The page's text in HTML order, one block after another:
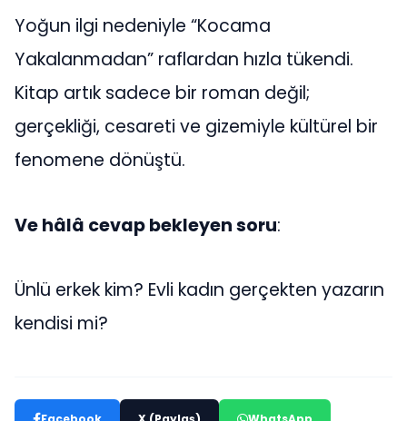
Yoğun ilgi nedeniyle “Kocama
Yakalanmadan” raflardan hızla tükendi.
Kitap artık sadece bir roman değil;
gerçekliği, cesareti ve gizemiyle kültürel bir
fenomene dönüştü.
Ve hâlâ cevap bekleyen soru:
Ünlü erkek kim? Evli kadın gerçekten yazarın
kendisi mi?